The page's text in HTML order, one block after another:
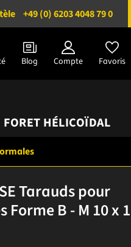
+49 (0) 6203 4048 79 0
Blog Compte Favoris
FORET HÉLICOÏDAL
Tarauds pour
Forme B - M 10 x